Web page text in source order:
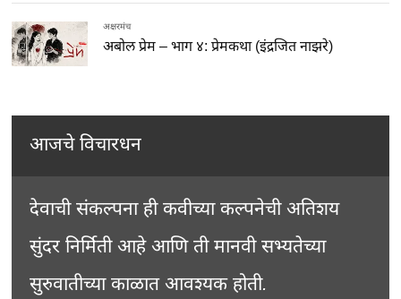
अक्षरमंच
अबोल प्रेम – भाग ४: प्रेमकथा (इंद्रजित नाझरे)
आजचे विचारधन
देवाची संकल्पना ही कवीच्या कल्पनेची अतिशय
सुंदर निर्मिती आहे आणि ती मानवी सभ्यतेच्या
सुरुवातीच्या काळात आवश्यक होती.